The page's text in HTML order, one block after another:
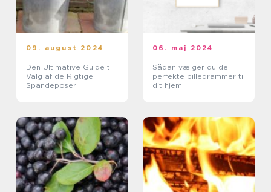
09. august 2024
Den Ultimative Guide til
Valg af de Rigtige
Spandeposer
06. maj 2024
Sådan vælger du de
perfekte billedrammer til
dit hjem